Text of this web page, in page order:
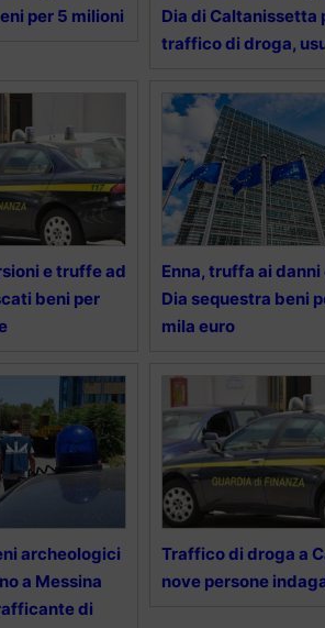
per 5 milioni
Dia di Caltanissetta
traffico di droga,
e truffe ad
beni per
Enna, truffa ai danni
Dia sequestra beni
mila euro
archeologici
a Messina
di
Traffico di droga a
nove persone